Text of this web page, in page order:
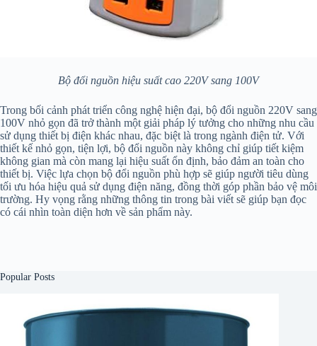
Bộ đổi nguồn hiệu suất cao 220V sang 100V
Trong bối cảnh phát triển công nghệ hiện đại, bộ đổi nguồn 220V sang
100V nhỏ gọn đã trở thành một giải pháp lý tưởng cho những nhu cầu
sử dụng thiết bị điện khác nhau, đặc biệt là trong ngành điện tử. Với
thiết kế nhỏ gọn, tiện lợi, bộ đổi nguồn này không chỉ giúp tiết kiệm
không gian mà còn mang lại hiệu suất ổn định, bảo đảm an toàn cho
thiết bị. Việc lựa chọn bộ đổi nguồn phù hợp sẽ giúp người tiêu dùng
tối ưu hóa hiệu quả sử dụng điện năng, đồng thời góp phần bảo vệ môi
trường. Hy vọng rằng những thông tin trong bài viết sẽ giúp bạn đọc
có cái nhìn toàn diện hơn về sản phẩm này.
Popular Posts